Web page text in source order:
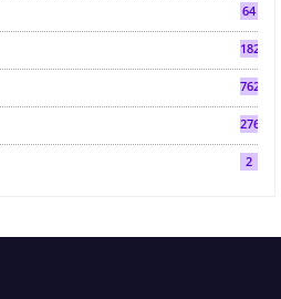
64
182
7624
2763
2